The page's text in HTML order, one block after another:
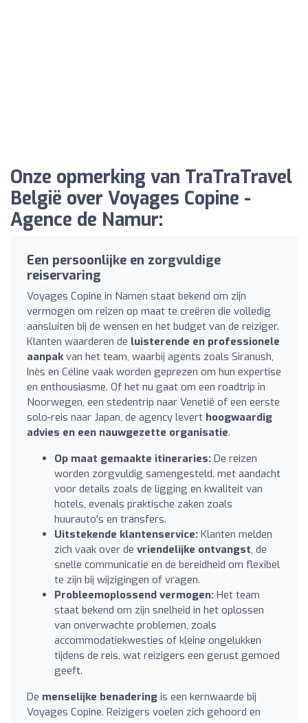
Onze opmerking van TraTraTravel
België over Voyages Copine -
Agence de Namur:
Een persoonlijke en zorgvuldige
reiservaring
Voyages Copine in Namen staat bekend om zijn
vermogen om reizen op maat te creëren die volledig
aansluiten bij de wensen en het budget van de reiziger.
Klanten waarderen de luisterende en professionele
aanpakvan het team, waarbij agents zoals Siranush,
Inès en Céline vaak worden geprezen om hun expertise
en enthousiasme. Of het nu gaat om een roadtrip in
Noorwegen, een stedentrip naar Venetië of een eerste
solo-reis naar Japan, de agency levert hoogwaardig
advies en een nauwgezette organisatie.
Op maat gemaakte itineraries: De reizen
worden zorgvuldig samengesteld, met aandacht
voor details zoals de ligging en kwaliteit van
hotels, evenals praktische zaken zoals
huurauto's en transfers.
Uitstekende klantenservice: Klanten melden
zich vaak over de vriendelijke ontvangst, de
snelle communicatie en de bereidheid om flexibel
te zijn bij wijzigingen of vragen.
Probleemoplossend vermogen: Het team
staat bekend om zijn snelheid in het oplossen
van onverwachte problemen, zoals
accommodatiekwesties of kleine ongelukken
tijdens de reis, wat reizigers een gerust gemoed
geeft.
De menselijke benadering is een kernwaarde bij
Voyages Copine. Reizigers voelen zich gehoord en